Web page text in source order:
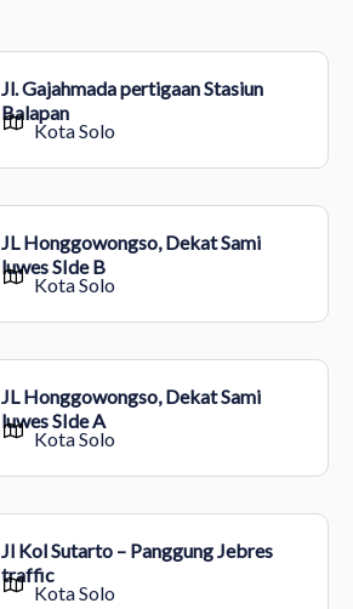
Jl. Gajahmada pertigaan Stasiun
Balapan
Kota Solo
JL Honggowongso, Dekat Sami
luwes SIde B
Kota Solo
JL Honggowongso, Dekat Sami
luwes SIde A
Kota Solo
Jl Kol Sutarto – Panggung Jebres
traffic
Kota Solo